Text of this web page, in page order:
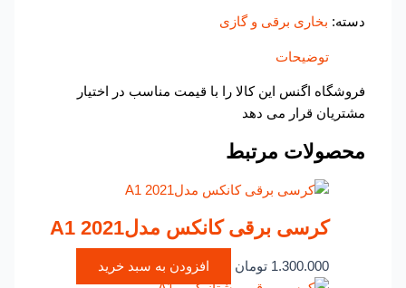
بخاری برقی و گازی
توضیحات
فروشگاه اگنس این کالا را با قیمت مناسب در اختیار
مشتریان قرار می دهد
محصولات مرتبط
کرسی برقی کانکس مدلA1 2021
1.300.000 تومان افزودن به سبد خرید